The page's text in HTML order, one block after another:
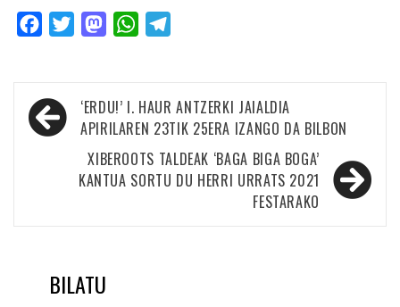
FacebookTwitterMastodonWhatsApp
Bidalketetan
zehar
nabigatu
‘ERDU!’ I. HAUR ANTZERKI JAIALDIA
APIRILAREN 23TIK 25ERA IZANGO DA BILBON
XIBEROOTS TALDEAK ‘BAGA BIGA BOGA’
KANTUA SORTU DU HERRI URRATS 2021
FESTARAKO
BILATU